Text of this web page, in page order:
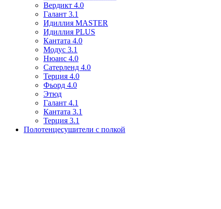
Вердикт 4.0
Галант 3.1
Идиллия MASTER
Идиллия PLUS
Кантата 4.0
Модус 3.1
Нюанс 4.0
Сатерленд 4.0
Терция 4.0
Фьорд 4.0
Этюд
Галант 4.1
Кантата 3.1
Терция 3.1
Полотенцесушители с полкой